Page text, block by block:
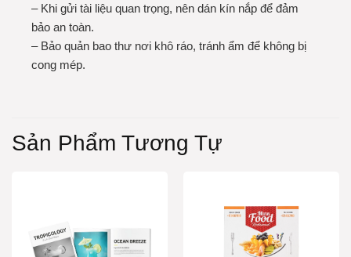
– Khi gửi tài liệu quan trọng, nên dán kín nắp để đảm
bảo an toàn.
– Bảo quản bao thư nơi khô ráo, tránh ẩm để không bị
cong mép.
Sản Phẩm Tương Tự